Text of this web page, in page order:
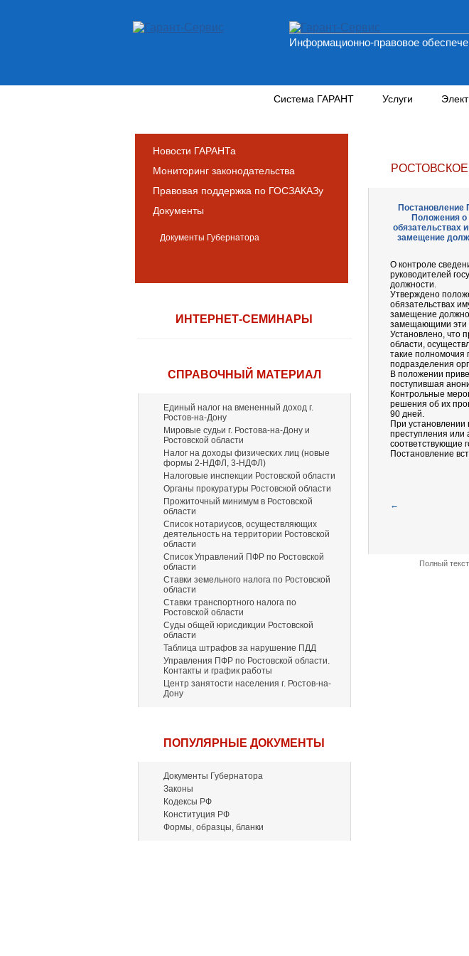
Информационно-правовое
Система ГАРАНТ Услуги
Новости ГАРАНТа
Мониторинг законодательства
Правовая поддержка по ГОСЗАКАЗу
Документы
Документы Губернатора
ИНТЕРНЕТ-СЕМИНАРЫ
СПРАВОЧНЫЙ МАТЕРИАЛ
Единый налог на вмененный доход г.
Ростов-на-Дону
Мировые судьи г. Ростова-на-Дону и
Ростовской области
Налог на доходы физических лиц (новые
формы 2-НДФЛ, 3-НДФЛ)
Налоговые инспекции Ростовской области
Органы прокуратуры Ростовской области
Прожиточный минимум в Ростовской
области
Список нотариусов, осуществляющих
деятельность на территории Ростовской
области
Список Управлений ПФР по Ростовской
области
Ставки земельного налога по Ростовской
области
Ставки транспортного налога по
Ростовской области
Суды общей юрисдикции Ростовской
области
Таблица штрафов за нарушение ПДД
Управления ПФР по Ростовской области.
Контакты и график работы
Центр занятости населения г. Ростов-на-
Дону
ПОПУЛЯРНЫЕ ДОКУМЕНТЫ
Документы Губернатора
Законы
Кодексы РФ
Конституция РФ
Формы, образцы, бланки
Постановление
Положения о
обязательствах
замещение
О контроле
руководителей
должности.
Утверждено
обязательствах
замещение
замещающими эти
Установлено, что
области,
такие полномочия
подразделения
В положении
поступившая
Контрольные
решения об их
90 дней.
При установлении
преступления или
соответствующие
Постановление
←
Полный